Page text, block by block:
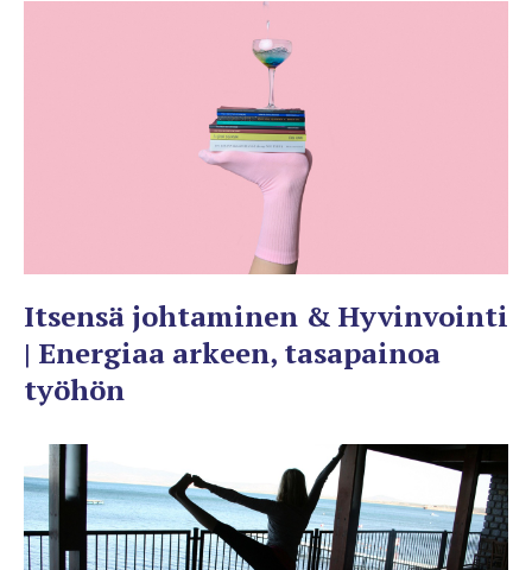
Itsensä johtaminen & Hyvinvointi
| Energiaa arkeen, tasapainoa
työhön